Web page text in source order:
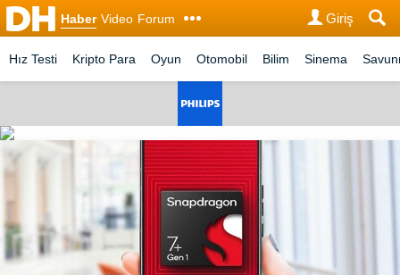
Haber Video Forum Giriş
Hız Testi Kripto Para Oyun Otomobil Bilim Sinema